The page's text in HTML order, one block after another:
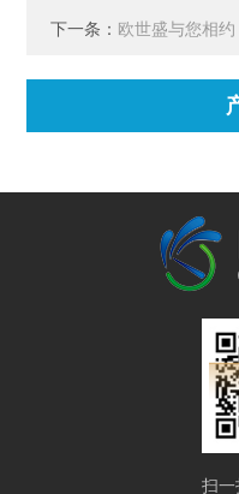
下一条： 欧世盛与您相约【
扫一